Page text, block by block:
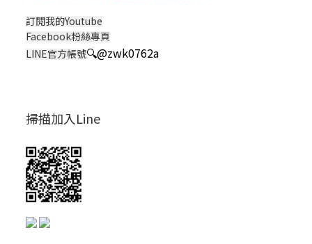
訂閱我的Youtube
Facebook粉絲專頁
LINE官方帳號🔍@zwk0762a
掃描加入Line